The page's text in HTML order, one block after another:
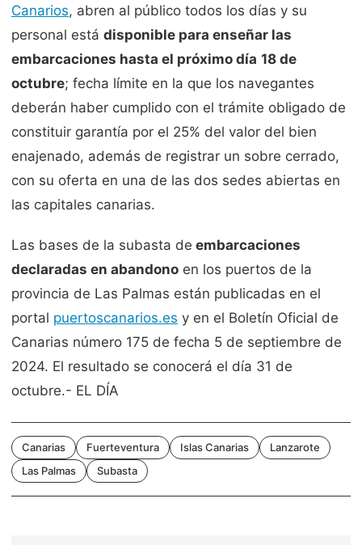
Canarios, abren al público todos los días y su
personal está disponible para enseñar las
embarcaciones hasta el próximo día 18 de
octubre; fecha límite en la que los navegantes
deberán haber cumplido con el trámite obligado de
constituir garantía por el 25% del valor del bien
enajenado, además de registrar un sobre cerrado,
con su oferta en una de las dos sedes abiertas en
las capitales canarias.
Las bases de la subasta de embarcaciones
declaradas en abandono en los puertos de la
provincia de Las Palmas están publicadas en el
portal puertoscanarios.es y en el Boletín Oficial de
Canarias número 175 de fecha 5 de septiembre de
2024. El resultado se conocerá el día 31 de
octubre.- EL DÍA
Canarias Fuerteventura Islas Canarias
Lanzarote
Las Palmas
Subasta